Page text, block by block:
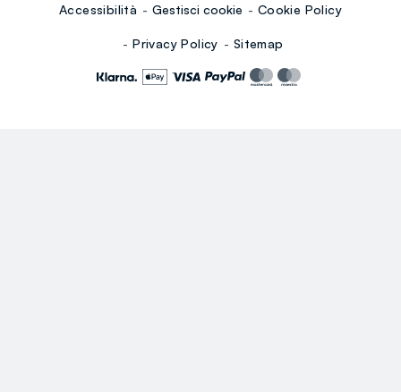
Accessibilità Gestisci cookie Cookie Policy
Privacy Policy Sitemap